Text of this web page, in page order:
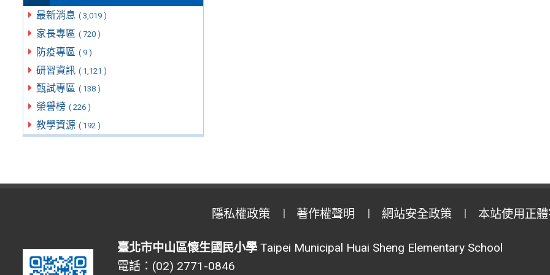
最新消息 ( 3,019 )
家長專區 ( 720 )
防疫專區 ( 9 )
研習資訊 ( 1,121 )
甄試專區 ( 138 )
榮譽榜 ( 226 )
教學資源 ( 192 )
隱私權政策 著作權聲明 網站安全政策 本站使用正
臺北市中山區懷生國民小學Taipei Municipal Huai Sheng Elementary School
電話：(02) 2771-0846